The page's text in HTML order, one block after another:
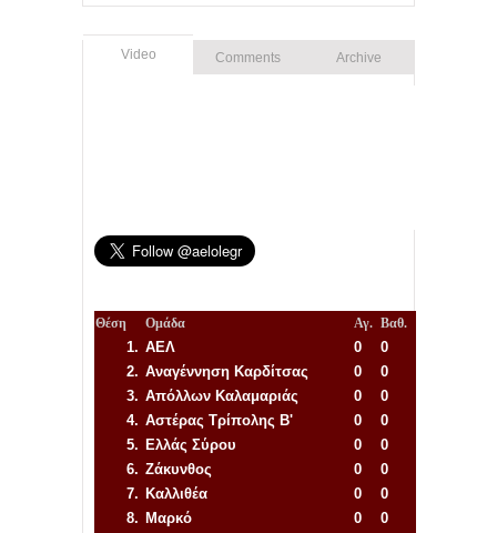
Video Comments Archive
Θέση Ομάδα Αγ. Βαθ.
1. ΑΕΛ 0
0
2. Αναγέννηση Καρδίτσας 0
0
3. Απόλλων Καλαμαριάς 0
0
4. Αστέρας Τρίπολης Β' 0
0
5. Ελλάς Σύρου 0
0
6. Ζάκυνθος 0
0
7. Καλλιθέα 0
0
8. Μαρκό 0
0